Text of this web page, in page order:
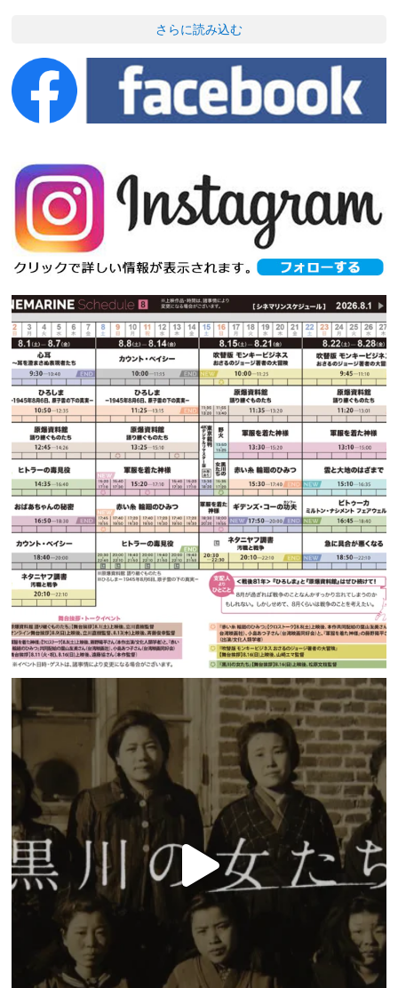
さらに読み込む